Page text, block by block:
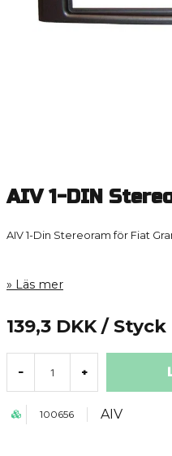
AIV 1-DIN
AIV 1-Din Stereoram för Fiat
Läs mer
139,3 DKK / Styck
- +
100656 AIV